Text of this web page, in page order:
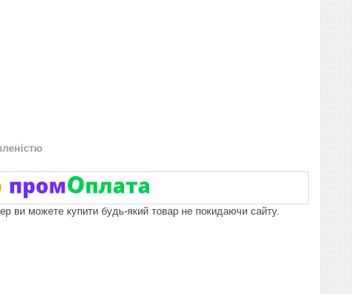
ви можете купити будь-який товар не покидаючи сайту.